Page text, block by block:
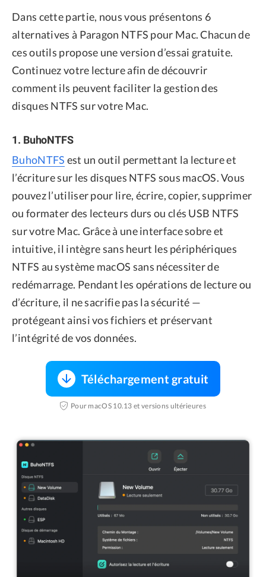
Dans cette partie, nous vous présentons 6
alternatives à Paragon NTFS pour Mac. Chacun de
ces outils propose une version d’essai gratuite.
Continuez votre lecture afin de découvrir
comment ils peuvent faciliter la gestion des
disques NTFS sur votre Mac.
1. BuhoNTFS
BuhoNTFS est un outil permettant la lecture et
l’écriture sur les disques NTFS sous macOS. Vous
pouvez l’utiliser pour lire, écrire, copier, supprimer
ou formater des lecteurs durs ou clés USB NTFS
sur votre Mac. Grâce à une interface sobre et
intuitive, il intègre sans heurt les périphériques
NTFS au système macOS sans nécessiter de
redémarrage. Pendant les opérations de lecture ou
d’écriture, il ne sacrifie pas la sécurité —
protégeant ainsi vos fichiers et préservant
l’intégrité de vos données.
Téléchargement gratuit
Pour macOS 10.13 et versions ultérieures